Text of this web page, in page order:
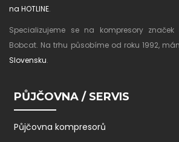
na HOTLINE.
Specializujeme se na kompresory
Bobcat. Na trhu působíme od roku 1992,
Slovensku.
PŮJČOVNA / SERVIS
Půjčovna kompresorů